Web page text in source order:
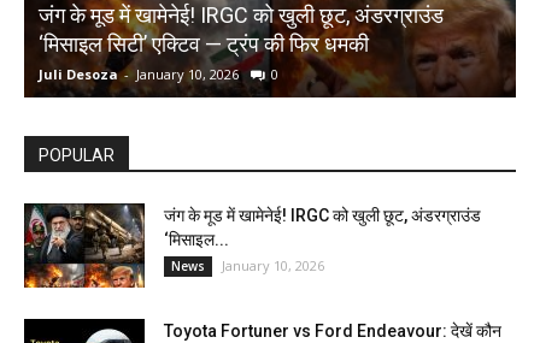
जंग के मूड में खामेनेई! IRGC को खुली छूट, अंडरग्राउंड
‘मिसाइल सिटी’ एक्टिव — ट्रंप की फिर धमकी
Juli Desoza - January 10, 2026 0
POPULAR
जंग के मूड में खामेनेई! IRGC को खुली छूट, अंडरग्राउंड
‘मिसाइल...
News January 10, 2026
Toyota Fortuner vs Ford Endeavour: देखें कौन